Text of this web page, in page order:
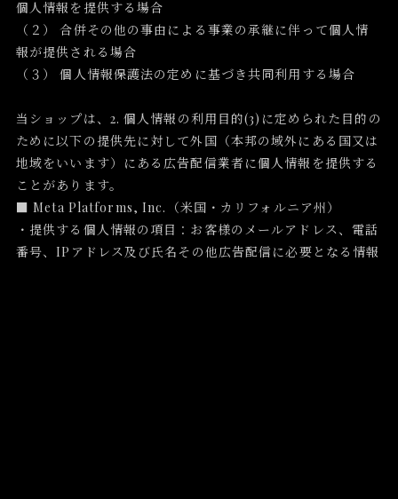
個人情報を提供する場合
（２） 合併その他の事由による事業の承継に伴って個人情
報が提供される場合
（３） 個人情報保護法の定めに基づき共同利用する場合
当ショップは、2. 個人情報の利用目的(3)に定められた目的の
ために以下の提供先に対して外国（本邦の域外にある国又は
地域をいいます）にある広告配信業者に個人情報を提供する
ことがあります。
■ Meta Platforms, Inc.（米国・カリフォルニア州）
・提供する個人情報の項目：お客様のメールアドレス、電話
番号、IPアドレス及び氏名その他広告配信に必要となる情報